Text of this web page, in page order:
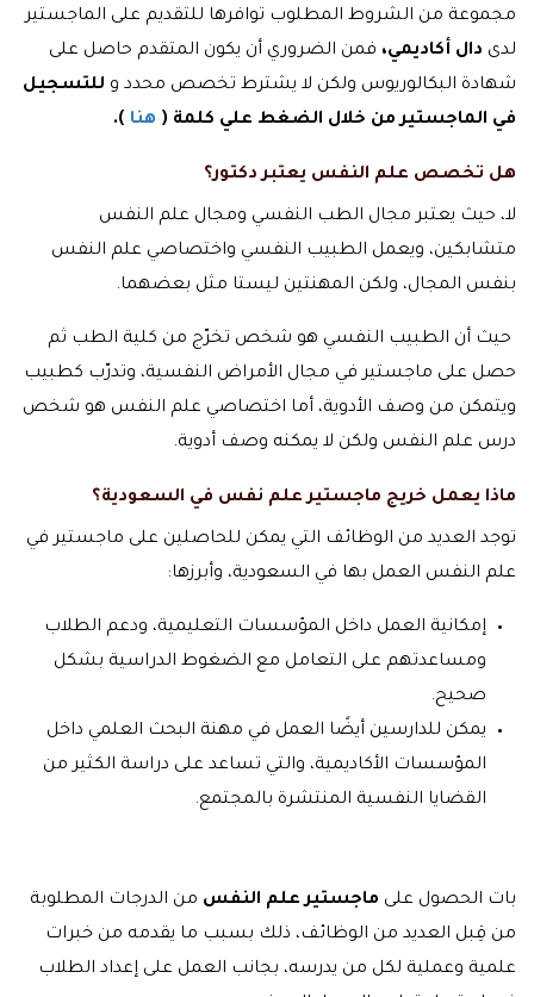
مجموعة من الشروط المطلوب توافرها للتقديم على الماجستير
لدى دال أكاديمي، فمن الضروري أن يكون المتقدم حاصل على
شهادة البكالوريوس ولكن لا يشترط تخصص محدد و للتسجيل
في الماجستير من خلال الضغط علي كلمة ( هنا ).
هل تخصص علم النفس يعتبر دكتور؟
لا، حيث يعتبر مجال الطب النفسي ومجال علم النفس
متشابكين، ويعمل الطبيب النفسي واختصاصي علم النفس
بنفس المجال، ولكن المهنتين ليستا مثل بعضهما.
حيث أن الطبيب النفسي هو شخص تخرّج من كلية الطب ثم
حصل على ماجستير في مجال الأمراض النفسية، وتدرّب كطبيب
ويتمكن من وصف الأدوية، أما اختصاصي علم النفس هو شخص
درس علم النفس ولكن لا يمكنه وصف أدوية.
ماذا يعمل خريج ماجستير علم نفس في السعودية؟
توجد العديد من الوظائف التي يمكن للحاصلين على ماجستير في
علم النفس العمل بها في السعودية، وأبرزها:
إمكانية العمل داخل المؤسسات التعليمية، ودعم الطلاب
ومساعدتهم على التعامل مع الضغوط الدراسية بشكل
صحيح.
يمكن للدارسين أيضًا العمل في مهنة البحث العلمي داخل
المؤسسات الأكاديمية، والتي تساعد على دراسة الكثير من
القضايا النفسية المنتشرة بالمجتمع.
بات الحصول على ماجستير علم النفس من الدرجات المطلوبة
من قِبل العديد من الوظائف، ذلك بسبب ما يقدمه من خبرات
علمية وعملية لكل من يدرسه، بجانب العمل على إعداد الطلاب